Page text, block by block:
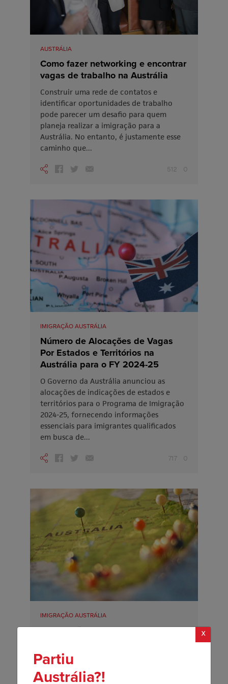
AUSTRÁLIA
Como fazer networking e encontrar
vagas de trabalho na Austrália
Construir uma rede de contatos e
identificar oportunidades de trabalho
pode parecer um desafio para quem
planeja realizar a imigração para a
Austrália. No entanto, é justamente esse
caminho que...
512 0
IMIGRAÇÃO AUSTRÁLIA
Número de Alocações de Vagas
Por Estados e Territórios na
Austrália para o FY 2024-25
O Governo da Austrália anunciou as
alocações de indicações de estados e
territórios para o Programa de Imigração
2024-25, fornecendo informações
essenciais para imigrantes qualificados
em busca de...
717 0
IMIGRAÇÃO AUSTRÁLIA
Informação Importante Sobre o
Program 2024-2025
Você viu que foram anunciadas as
alocações estaduais para o State
x
Partiu
Austrália?!